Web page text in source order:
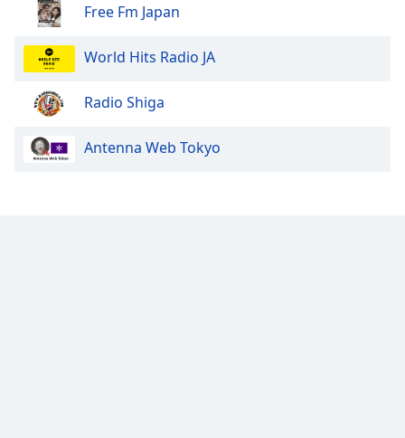
Edge
Style
Family
Free Fm Japan
World Hits Radio JA
Radio Shiga
Antenna Web Tokyo